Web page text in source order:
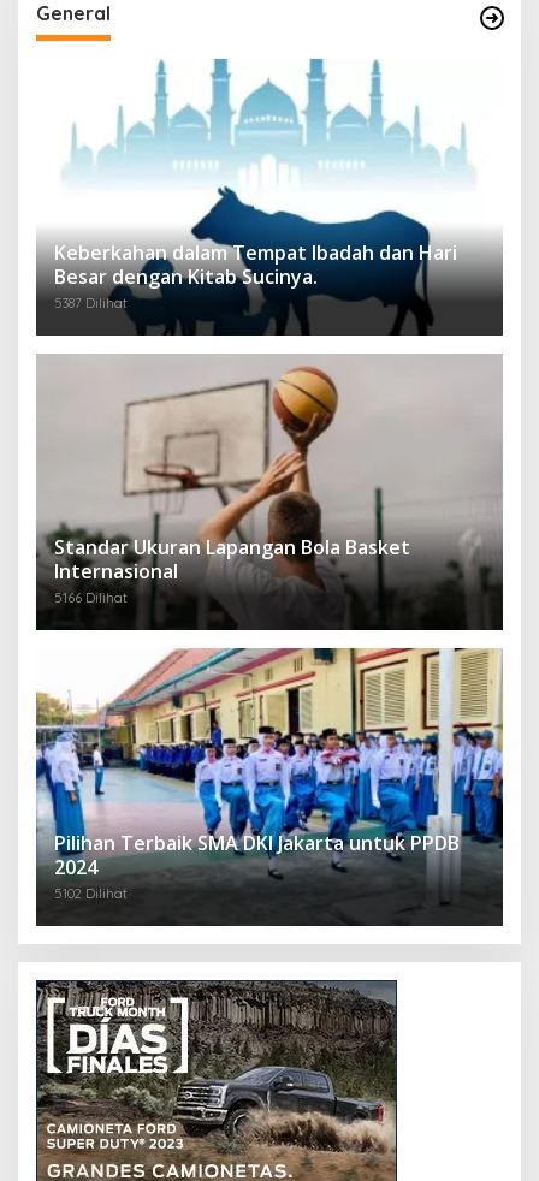
General
Keberkahan dalam Tempat Ibadah dan Hari
Besar dengan Kitab Sucinya.
5387 Dilihat
Standar Ukuran Lapangan Bola Basket
Internasional
5166 Dilihat
Pilihan Terbaik SMA DKI Jakarta untuk PPDB
2024
5102 Dilihat